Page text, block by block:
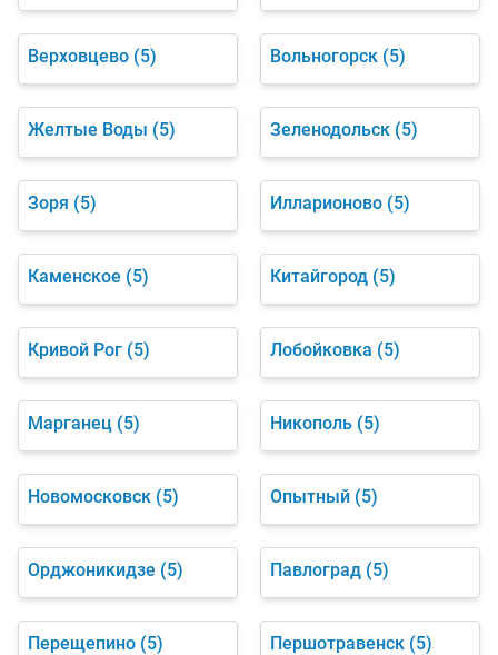
Верховцево (5) Вольногорск (5)
Желтые Воды (5) Зеленодольск (5)
Зоря (5) Илларионово (5)
Каменское (5) Китайгород (5)
Кривой Рог (5) Лобойковка (5)
Марганец (5) Никополь (5)
Новомосковск (5) Опытный (5)
Орджоникидзе (5) Павлоград (5)
Перещепино (5) Першотравенск (5)